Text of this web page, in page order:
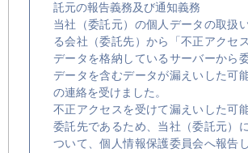
託元の報告義務及び通知義務
当社（委託元）の個人データの取扱
る会社（委託先）から「不正アクセ
データを格納しているサーバーから
データを含むデータが漏えいした可
の連絡を受けました。
不正アクセスを受けて漏えいした可
委託先であるため、当社（委託元）
ついて、個人情報保護委員会へ報告